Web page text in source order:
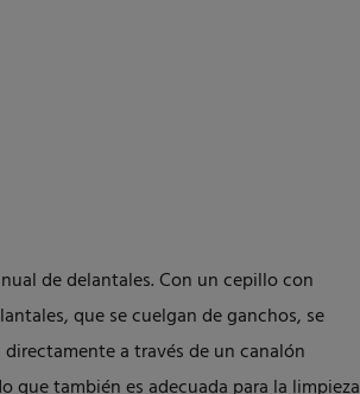
de delantales. Con un cepillo con
que se cuelgan de ganchos, se
a través de un canalón